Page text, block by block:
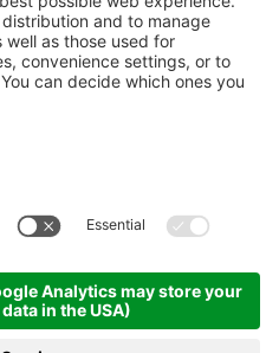
.
.produced by